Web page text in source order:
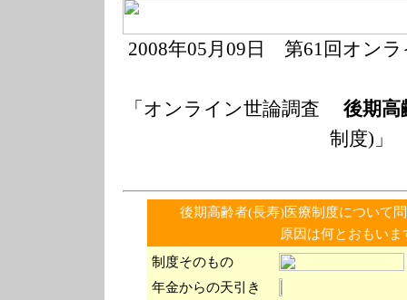
2008年05月09 日 第61回オンラ
「オンライン世論調査 後期高
制度)」
後期高齢者(長寿)医療制度について
原因は何とおもいま
制度そのもの
年金からの天引き